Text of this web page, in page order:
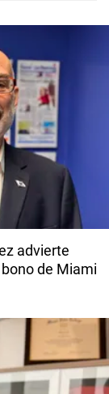
advierte
de Miami